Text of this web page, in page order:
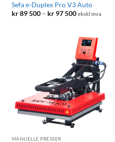
Sefa e-Duplex Pro V3 Auto
kr89 500 – kr97 500Prisområde:
kr 97
500
ekskl mva
MANUELLE PRESSER